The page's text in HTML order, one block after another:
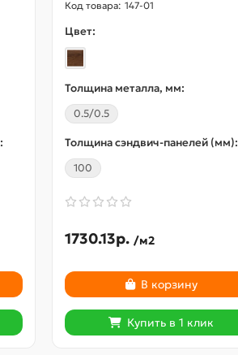
147-01
Цвет:
Толщина металла, мм:
0.5/0.5
Толщина сэндвич-панелей (мм):
100
1730.13р. /м2
В корзину
Купить в 1 клик